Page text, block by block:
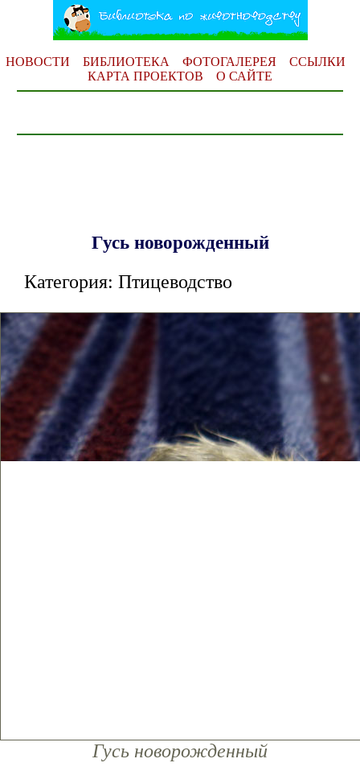
НОВОСТИ БИБЛИОТЕКА ФОТОГАЛЕРЕЯ
ССЫЛКИ
КАРТА ПРОЕКТОВ
О САЙТЕ
Гусь новорожденный
Категория: Птицеводство
Гусь новорожденный